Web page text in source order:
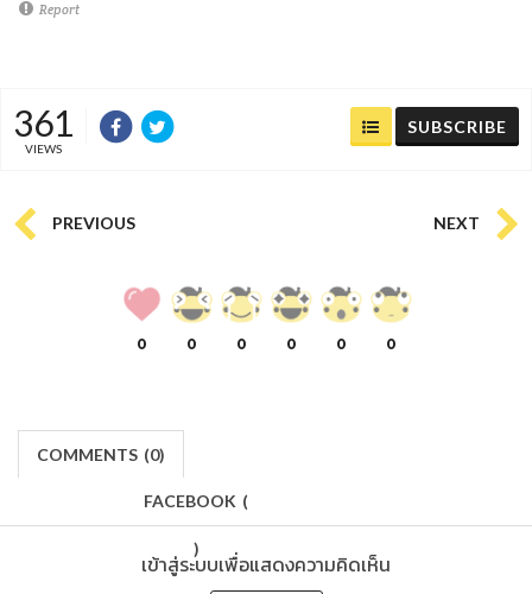
Report
361
VIEWS
SUBSCRIBE
PREVIOUS NEXT
0 0 0 0 0 0
COMMENTS (0)
FACEBOOK (
)
เข้าสู่ระบบเพื่อแสดงความคิดเห็น